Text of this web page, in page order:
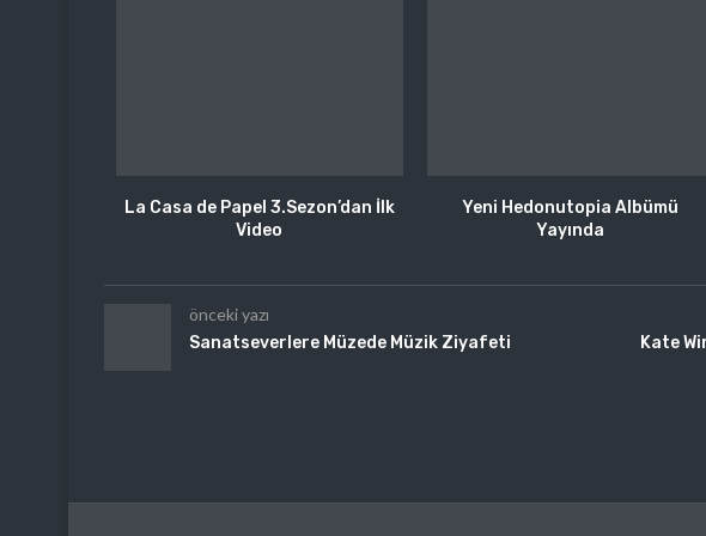
La Casa de Papel 3.Sezon’dan İlk
Video
Yeni Hedonutopia Albümü
Yayında
önceki yazı
Sanatseverlere Müzede Müzik Ziyafeti
Kate